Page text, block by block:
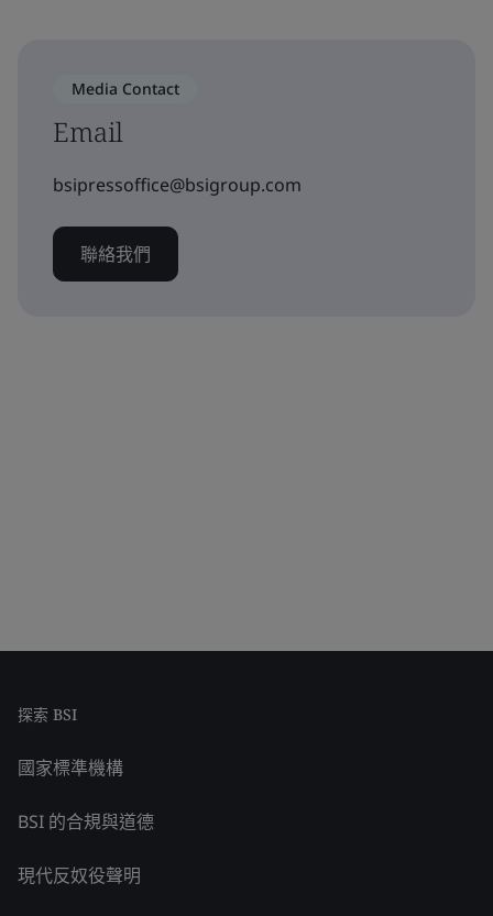
Media Contact
Email
bsipressoffice@bsigroup.com
聯絡我們
探索 BSI
國家標準機構
BSI 的合規與道德
現代反奴役聲明